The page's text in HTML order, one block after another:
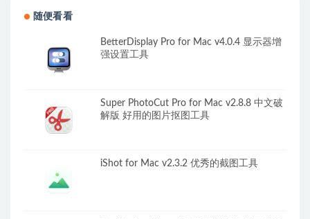
随便看看
BetterDisplay Pro for Mac v4.0.4 显示器增
强设置工具
Super PhotoCut Pro for Mac v2.8.8 中文破
解版 好用的图片抠图工具
iShot for Mac v2.3.2 优秀的截图工具